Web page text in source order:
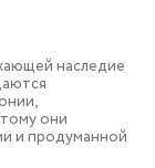
наследие
они
и продуманной